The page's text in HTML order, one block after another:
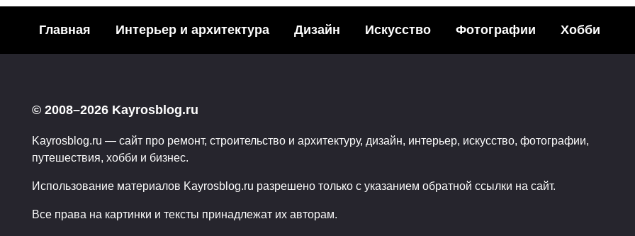
JB Berkow — 2
104 24.12.2008
Главная Интерьер и архитектура Дизайн Искусство Фотографии Хобби
© 2008–2026 Kayrosblog.ru
Kayrosblog.ru — сайт про ремонт, строительство и архитектуру, дизайн, интерьер, искусство, фотографии,
путешествия, хобби и бизнес.
Использование материалов Kayrosblog.ru разрешено только с указанием обратной ссылки на сайт.
Все права на картинки и тексты принадлежат их авторам.